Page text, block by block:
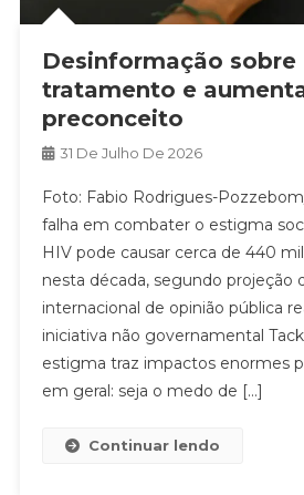
Desinformação
tratamento e
preconceito
31 De Julho De 2026
Foto: Fabio Rodrigues-
falha em combater o estigma
HIV pode causar cerca de 440
nesta década, segundo projeção
internacional de opinião pública
iniciativa não governamental
estigma traz impactos enormes
em geral: seja o medo de […]
Continuar lendo